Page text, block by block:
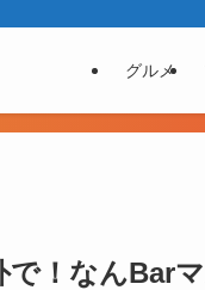
グルメ
！なんBar